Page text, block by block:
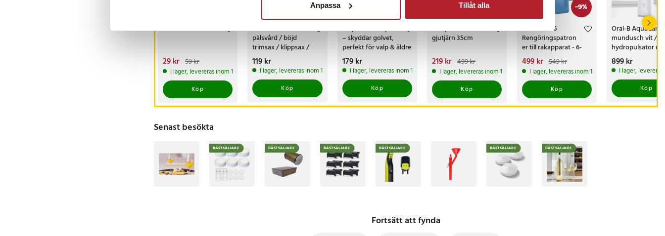
Anpassa Tillåt alla
Hundfrisbee 16cm
Nuvarande pris
29 krTidigare pris:59 kr
29 kr 59 kr
I lager, levereras inom 1-2 vardagar
Köp
Hundsax för
pälsvård / böjd
trimsax / klippsax /
grooming sax för hund
och katt / pälsdjurssax
Pris :119 kr
119 kr
I lager, levereras inom 1-2 vardagar
Köp
Valpmatta 50-pack
– skyddar golvet,
perfekt för valp & äldre
hund
Pris :179 kr
179 kr
I lager, levereras inom 1-2 vardagar
Köp
-56
Stekplatta i
gjutjärn 35cm
Nuvarande pris
219 krTidigare pris:
499 kr
219 kr 499 kr
I lager, levereras inom 1-2 vardagar
Köp
-9%
Braun CCR6
Rengöringspatron
er till rakapparat - 6-
pack
Nuvarande pris
499 krTidigare pris:
549 kr
499 kr 549 kr
I lager, levereras inom 1-2 vardagar
Köp
Oral-B AquaCare
mundusch vit /
hydropulsator
Oxyjet /
för daglig
Pris:899 kr
899 kr
I lager,
Köp
Senast besökta
BÄSTSÄLJARE BÄSTSÄLJARE BÄSTSÄLJARE BÄSTSÄLJARE BÄSTSÄLJARE BÄSTSÄLJARE
Fortsätt att fynda